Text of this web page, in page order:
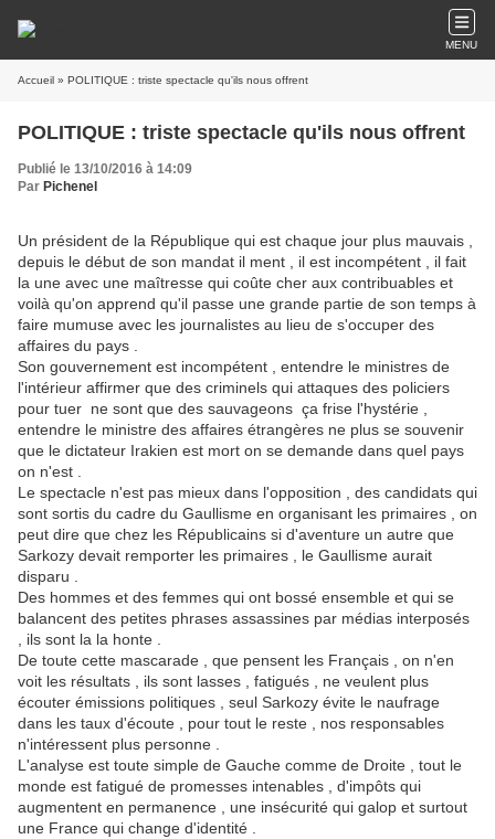
MENU
Accueil » POLITIQUE : triste spectacle qu'ils nous offrent
POLITIQUE : triste spectacle qu'ils nous offrent
Publié le 13/10/2016 à 14:09
Par Pichenel
Un président de la République qui est chaque jour plus mauvais ,
depuis le début de son mandat il ment , il est incompétent , il fait
la une avec une maîtresse qui coûte cher aux contribuables et
voilà qu'on apprend qu'il passe une grande partie de son temps à
faire mumuse avec les journalistes au lieu de s'occuper des
affaires du pays .
Son gouvernement est incompétent , entendre le ministres de
l'intérieur affirmer que des criminels qui attaques des policiers
pour tuer ne sont que des sauvageons ça frise l'hystérie ,
entendre le ministre des affaires étrangères ne plus se souvenir
que le dictateur Irakien est mort on se demande dans quel pays
on n'est .
Le spectacle n'est pas mieux dans l'opposition , des candidats qui
sont sortis du cadre du Gaullisme en organisant les primaires , on
peut dire que chez les Républicains si d'aventure un autre que
Sarkozy devait remporter les primaires , le Gaullisme aurait
disparu .
Des hommes et des femmes qui ont bossé ensemble et qui se
balancent des petites phrases assassines par médias interposés
, ils sont la la honte .
De toute cette mascarade , que pensent les Français , on n'en
voit les résultats , ils sont lasses , fatigués , ne veulent plus
écouter émissions politiques , seul Sarkozy évite le naufrage
dans les taux d'écoute , pour tout le reste , nos responsables
n'intéressent plus personne .
L'analyse est toute simple de Gauche comme de Droite , tout le
monde est fatigué de promesses intenables , d'impôts qui
augmentent en permanence , une insécurité qui galop et surtout
une France qui change d'identité .